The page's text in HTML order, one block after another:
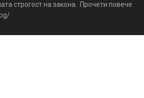
строгост на закона. Прочети повече